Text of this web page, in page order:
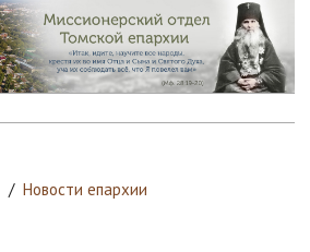
/ Новости епархии